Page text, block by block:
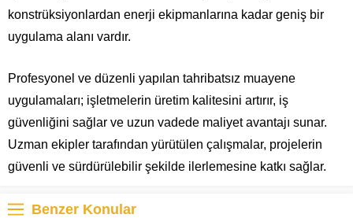
konstrüksiyonlardan enerji ekipmanlarına kadar geniş bir
uygulama alanı vardır.
Profesyonel ve düzenli yapılan tahribatsız muayene
uygulamaları; işletmelerin üretim kalitesini artırır, iş
güvenliğini sağlar ve uzun vadede maliyet avantajı sunar.
Uzman ekipler tarafından yürütülen çalışmalar, projelerin
güvenli ve sürdürülebilir şekilde ilerlemesine katkı sağlar.
Benzer Konular